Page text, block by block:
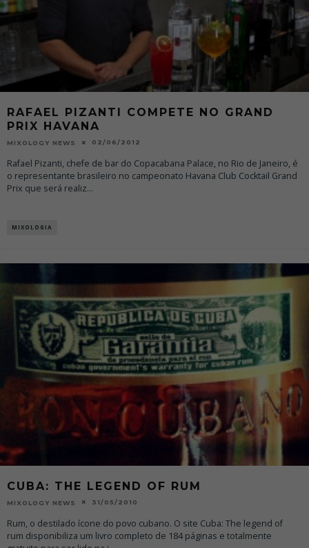
RAFAEL PIZANTI COMPETE NO GRAND
PRIX HAVANA
MIXOLOGY NEWS 02/06/2012
Rafael Pizanti, chefe de bar do Copacabana Palace, no Rio de Janeiro, é
o representante brasileiro no campeonato Havana Club Cocktail Grand
Prix que será realiz...
MIXOLOGIA
CUBA: THE LEGEND OF RUM
MIXOLOGY NEWS 31/05/2010
Rum, o destilado ícone do povo cubano. O site Cuba: The legend of
rum disponibiliza um livro completo de 184 páginas e totalmente